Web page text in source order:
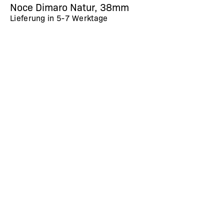
Noce Dimaro Natur, 38mm
Lieferung in 5-7 Werktage